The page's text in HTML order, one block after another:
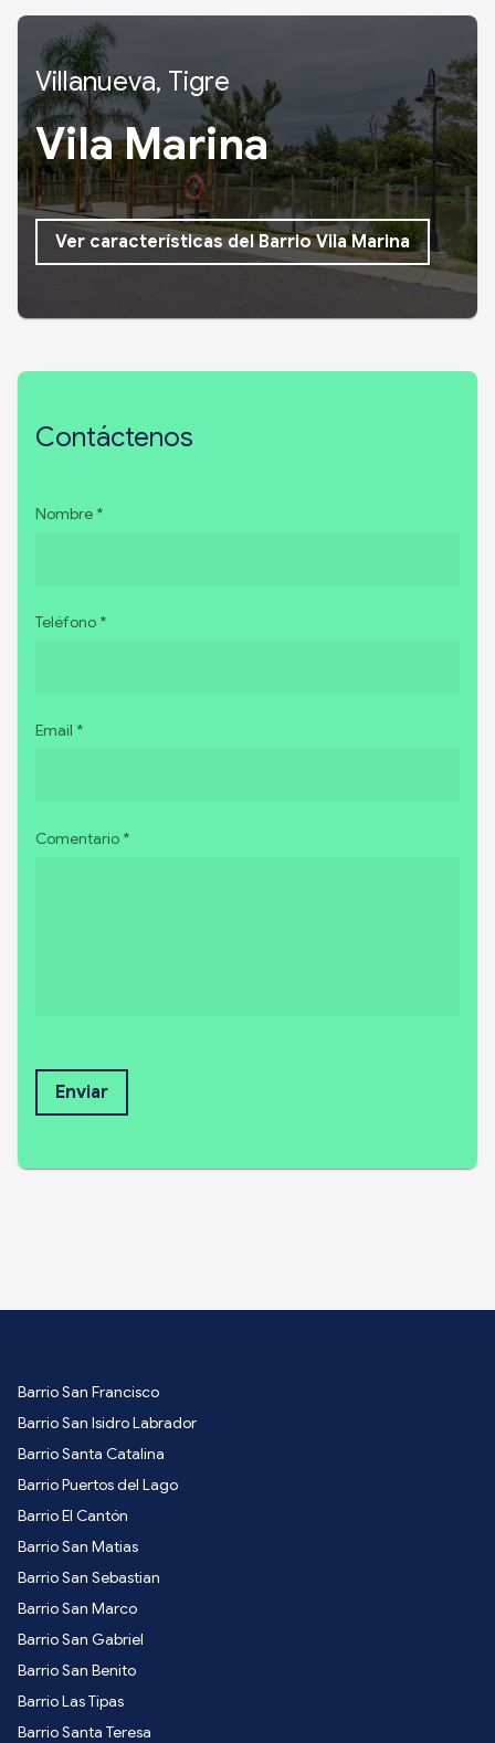
Villanueva, Tigre
Vila Marina
Ver características del Barrio Vila Marina
Contáctenos
Nombre *
Teléfono *
Email *
Comentario *
Enviar
Barrio San Francisco
Barrio San Isidro Labrador
Barrio Santa Catalina
Barrio Puertos del Lago
Barrio El Cantón
Barrio San Matias
Barrio San Sebastian
Barrio San Marco
Barrio San Gabriel
Barrio San Benito
Barrio Las Tipas
Barrio Santa Teresa